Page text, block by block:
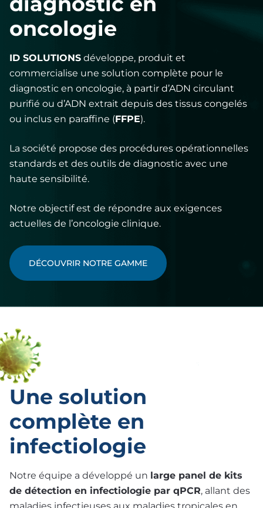
oncologie
ID SOLUTIONS développe, produit et
commercialise une solution complète pour le
diagnostic en oncologie, à partir d’ADN circulant
purifié ou d’ADN extrait depuis des tissus congelés
ou inclus en paraffine (FFPE).
La société propose des procédures opérationnelles
standards et des outils de diagnostic avec une
haute sensibilité.
Notre objectif est de répondre aux exigences
actuelles de l’oncologie clinique.
DÉCOUVRIR NOTRE GAMME
Une solution
complète en
infectiologie
Notre équipe a développé un large panel de kits
de détection en infectiologie par qPCR, allant des